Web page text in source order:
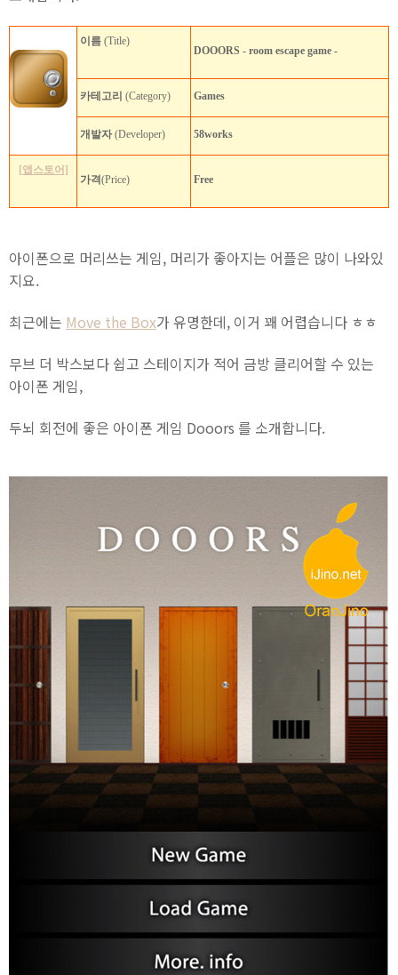
이름 (Title)
DOOORS - room escape game -
카테고리 (Category) Games
개발자(Developer) 58works
[앱스토어]
가격(Price) Free
아이폰으로 머리쓰는 게임, 머리가 좋아지는 어플은 많이 나와있
지요.
최근에는 Move the Box가 유명한데, 이거 꽤 어렵습니다 ㅎㅎ
무브 더 박스보다 쉽고 스테이지가 적어 금방 클리어할 수 있는
아이폰 게임,
두뇌 회전에 좋은 아이폰 게임 Dooors 를 소개합니다.